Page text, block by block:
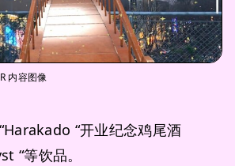
内容图像
“开业纪念鸡尾酒
“等饮品。